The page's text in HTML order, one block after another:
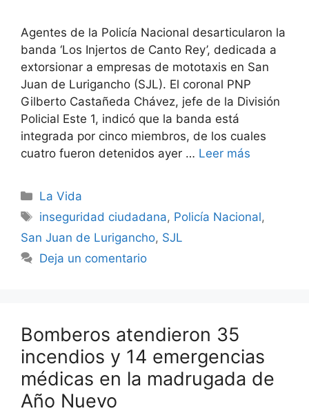
Agentes de la Policía Nacional desarticularon la
banda ‘Los Injertos de Canto Rey’, dedicada a
extorsionar a empresas de mototaxis en San
Juan de Lurigancho (SJL). El coronal PNP
Gilberto Castañeda Chávez, jefe de la División
Policial Este 1, indicó que la banda está
integrada por cinco miembros, de los cuales
cuatro fueron detenidos ayer … Leer más
Categorías
La Vida
Etiquetas
inseguridad ciudadana, Policía Nacional,
San Juan de Lurigancho, SJL
Deja un comentario
Bomberos atendieron 35
incendios y 14 emergencias
médicas en la madrugada de
Año Nuevo